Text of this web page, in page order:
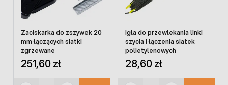
Zaciskarka do zszywek 20
mm łączących siatki
zgrzewane
251,60 zł
Igła do przewlekania linki
szycia i łączenia siatek
polietylenowych
28,60 zł